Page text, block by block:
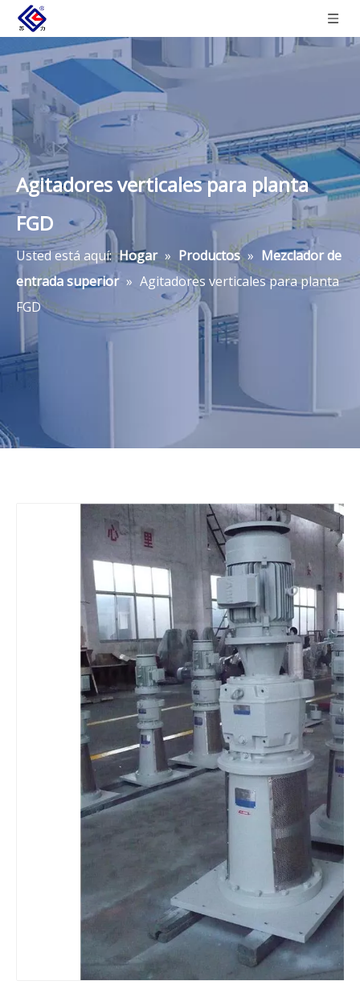
Agitadores verticales para planta
FGD
Usted está aquí: Hogar » Productos » Mezclador de
entrada superior » Agitadores verticales para planta
FGD